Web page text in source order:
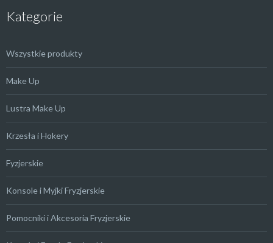
Kategorie
Wszystkie produkty
Make Up
Lustra Make Up
Krzesła i Hokery
Fyzjerskie
Konsole i Myjki Fryzjerskie
Pomocniki i Akcesoria Fryzjerskie